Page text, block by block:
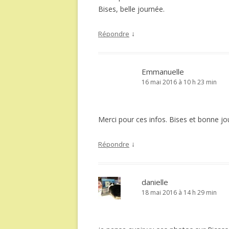
Bises, belle journée.
Répondre ↓
Emmanuelle
16 mai 2016 à 10 h 23 min
Merci pour ces infos. Bises et bonne
Répondre ↓
danielle
18 mai 2016 à 14 h 29 min